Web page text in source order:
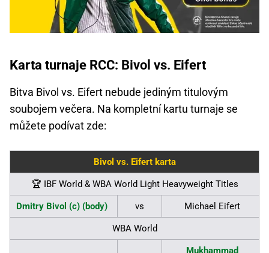
Karta turnaje RCC: Bivol vs. Eifert
Bitva Bivol vs. Eifert nebude jediným titulovým
soubojem večera. Na kompletní kartu turnaje se
můžete podívat zde:
Bivol vs. Eifert karta
🏆 IBF World & WBA World Light Heavyweight Titles
Dmitry Bivol (c) (body) vs Michael Eifert
WBA World
Mukhammad